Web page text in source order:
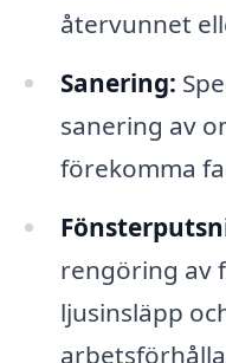
återvunnet
Sanering:
sanering av
förekomma
rengöring av
ljusinsläpp